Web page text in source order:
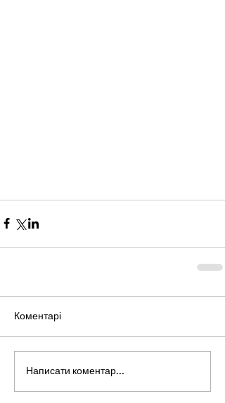
Коментарі
Написати коментар...